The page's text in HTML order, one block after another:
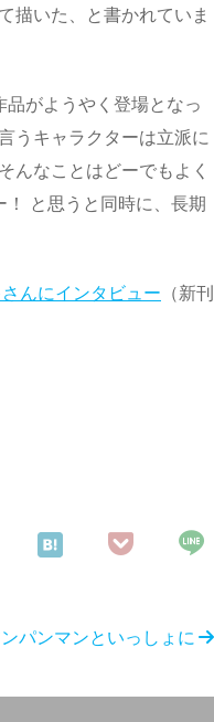
描いた、と書かれていま
がようやく登場となっ
うキャラクターは立派に
んなことはどーでもよく
と思うと同時に、長期
んにインタビュー （新刊
パンマンといっしょに